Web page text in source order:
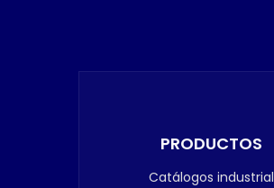
PRODUCTOS
Catálogos industrial